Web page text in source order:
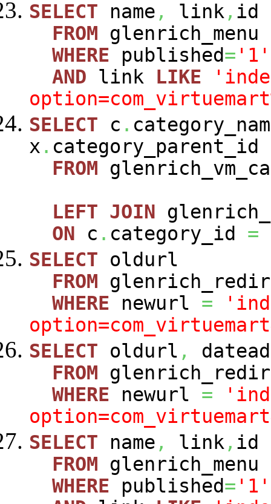
SELECT name , link, id
FROM glenrich_menu
WHERE published= '1'
AND link LIKE
SELECT c .
x . category_parent_id
FROM
LEFT JOIN
ON c . category_id =
SELECT oldurl
FROM
WHERE newurl =
SELECT oldurl ,
FROM
WHERE newurl =
SELECT name , link, id
FROM glenrich_menu
WHERE published= '1'